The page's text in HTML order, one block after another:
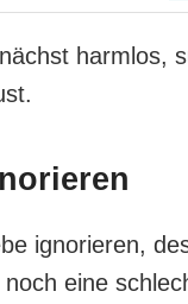
harmlos,
ignorieren,
eine